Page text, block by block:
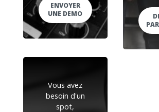
ENVOYER
UNE DEMO
Vous avez
besoin d'un
spot,